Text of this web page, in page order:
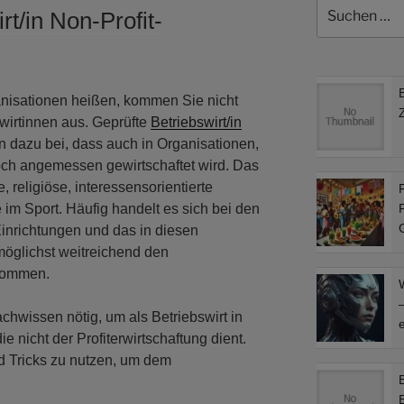
in Non-Profit-
heißen, kommen Sie nicht
aus. Geprüfte Betriebswirt/in
dazu bei, dass auch in Organisationen,
angemessen gewirtschaftet wird. Das
religiöse, interessensorientierte
Sport. Häufig handelt es sich bei den
und das in diesen
weitreichend den
nötig, um als Betriebswirt in
nicht der Profiterwirtschaftung dient.
Tricks zu nutzen, um dem
nach: